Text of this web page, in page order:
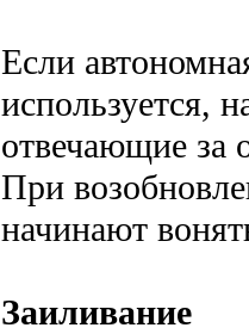
Если
используется,
отвечающие за
При
начинают
Заиливание